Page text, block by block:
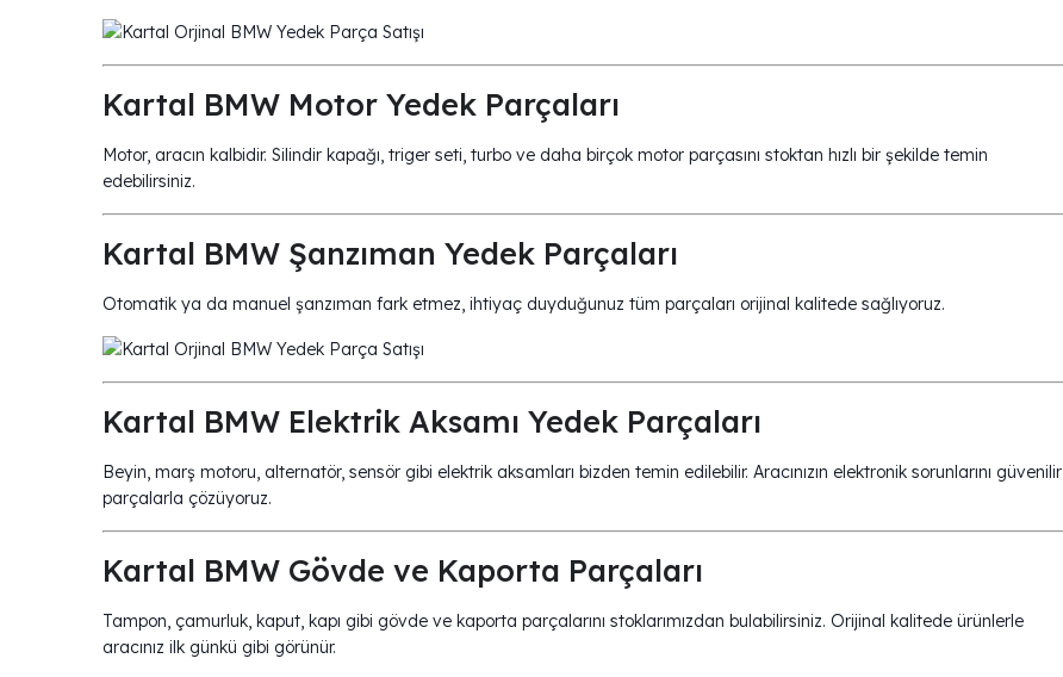
Kartal BMW Motor Yedek Parçaları
Motor, aracın kalbidir. Silindir kapağı, triger seti, turbo ve daha birçok motor parçasını stoktan hızlı bir şekilde temin
edebilirsiniz.
Kartal BMW Şanzıman Yedek Parçaları
Otomatik ya da manuel şanzıman fark etmez, ihtiyaç duyduğunuz tüm parçaları orijinal kalitede sağlıyoruz.
Kartal BMW Elektrik Aksamı Yedek Parçaları
Beyin, marş motoru, alternatör, sensör gibi elektrik aksamları bizden temin edilebilir. Aracınızın elektronik sorunlarını güvenilir
parçalarla çözüyoruz.
Kartal BMW Gövde ve Kaporta Parçaları
Tampon, çamurluk, kaput, kapı gibi gövde ve kaporta parçalarını stoklarımızdan bulabilirsiniz. Orijinal kalitede ürünlerle
aracınız ilk günkü gibi görünür.